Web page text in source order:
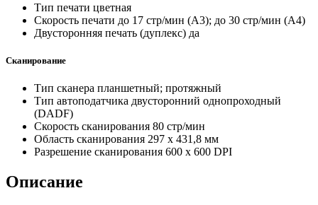
Тип печати цветная
Скорость печати до 17 стр/мин (A3); до 30 стр/мин (A4)
Двусторонняя печать (дуплекс) да
Сканирование
Тип сканера планшетный; протяжный
Тип автоподатчика двусторонний однопроходный
(DADF)
Скорость сканирования 80 стр/мин
Область сканирования 297 x 431,8 мм
Разрешение сканирования 600 x 600 DPI
Описание